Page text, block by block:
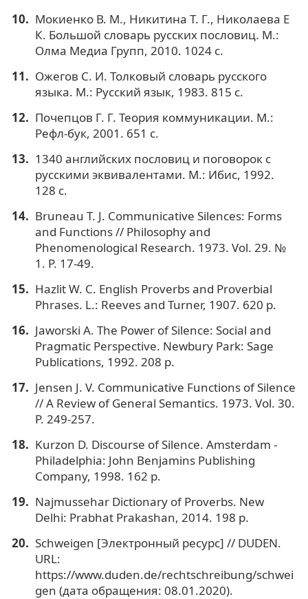
Мокиенко В. М., Никитина Т. Г., Николаева Е
К. Большой словарь русских пословиц. М.:
Олма Медиа Групп, 2010. 1024 с.
Ожегов С. И. Толковый словарь русского
языка. М.: Русский язык, 1983. 815 с.
Почепцов Г. Г. Теория коммуникации. М.:
Рефл-бук, 2001. 651 с.
1340 английских пословиц и поговорок с
русскими эквивалентами. М.: Ибис, 1992.
128 с.
Bruneau T. J. Communicative Silences: Forms
and Functions // Philosophy and
Phenomenological Research. 1973. Vol. 29. №
1. P. 17-49.
Hazlit W. C. English Proverbs and Proverbial
Phrases. L.: Reeves and Turner, 1907. 620 p.
Jaworski A. The Power of Silence: Social and
Pragmatic Perspective. Newbury Park: Sage
Publications, 1992. 208 p.
Jensen J. V. Communicative Functions of Silence
// A Review of General Semantics. 1973. Vol. 30.
P. 249-257.
Kurzon D. Discourse of Silence. Amsterdam -
Philadelphia: John Benjamins Publishing
Company, 1998. 162 p.
Najmussehar Dictionary of Proverbs. New
Delhi: Prabhat Prakashan, 2014. 198 p.
Schweigen [Электронный ресурс] // DUDEN.
URL:
https://www.duden.de/rechtschreibung/schwei
gen (дата обращения: 08.01.2020).